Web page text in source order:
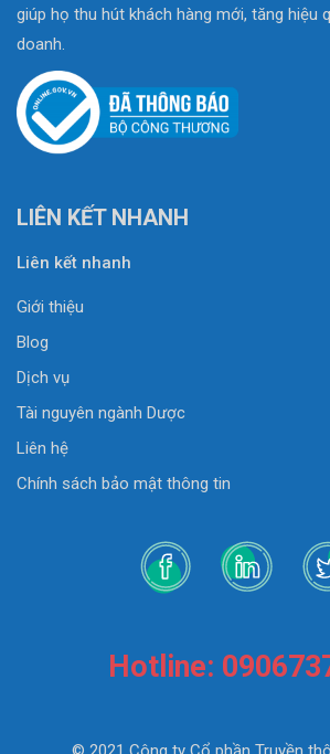
giúp họ thu hút khách hàng mới, tăng hiệu
doanh.
LIÊN KẾT NHANH
Liên kết nhanh
Giới thiệu
Blog
Dịch vụ
Tài nguyên ngành Dược
Liên hệ
Chính sách bảo mật thông tin
Hotline: